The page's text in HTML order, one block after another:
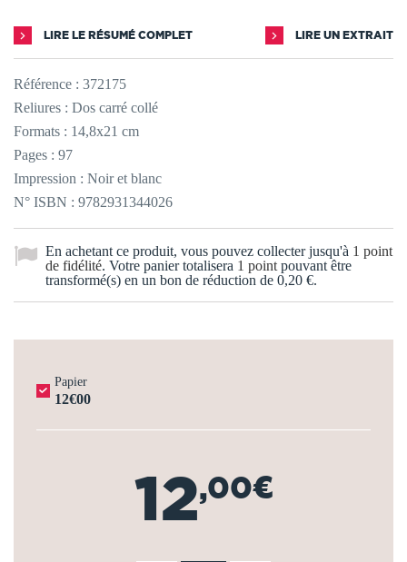
LIRE LE RÉSUMÉ COMPLET LIRE UN EXTRAIT
Référence : 372175
Reliures : Dos carré collé
Formats : 14,8x21 cm
Pages : 97
Impression : Noir et blanc
N° ISBN : 9782931344026
En achetant ce produit, vous pouvez collecter jusqu'à 1 point
de fidélité. Votre panier totalisera 1 point pouvant être
transformé(s) en un bon de réduction de 0,20 €.
Papier
12€00
12,00€